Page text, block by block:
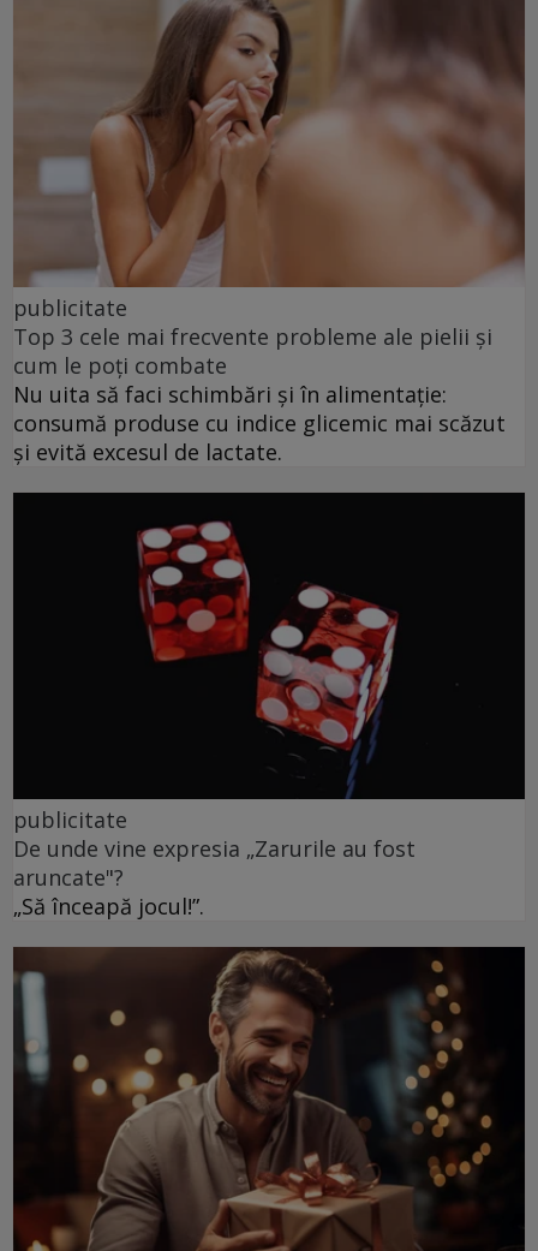
publicitate
Top 3 cele mai frecvente probleme ale pielii și
cum le poți combate
Nu uita să faci schimbări și în alimentație:
consumă produse cu indice glicemic mai scăzut
și evită excesul de lactate.
publicitate
De unde vine expresia „Zarurile au fost
aruncate"?
„Să înceapă jocul!”.